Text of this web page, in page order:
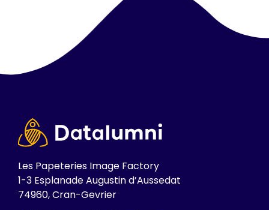
Les Papeteries Image Factory
1-3 Esplanade Augustin d’Aussedat
74960, Cran-Gevrier